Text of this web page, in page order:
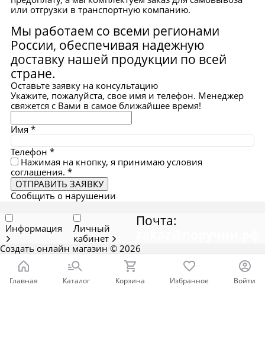
или отгрузки в транспортную компанию.
Мы работаем со всеми регионами
России, обеспечивая надежную
доставку нашей продукции по всей
стране.
Оставьте заявку на консультацию
Укажите, пожалуйста, свое имя и телефон. Менеджер
свяжется с Вами в самое ближайшее время!
Имя *
Телефон *
Нажимая на кнопку, я принимаю условия
соглашения. *
ОТПРАВИТЬ ЗАЯВКУ
Сообщить о нарушении
Информация
Личный
кабинет
Почта:
Создать онлайн магазин © 2026
Главная Каталог Корзина Избранное Войти